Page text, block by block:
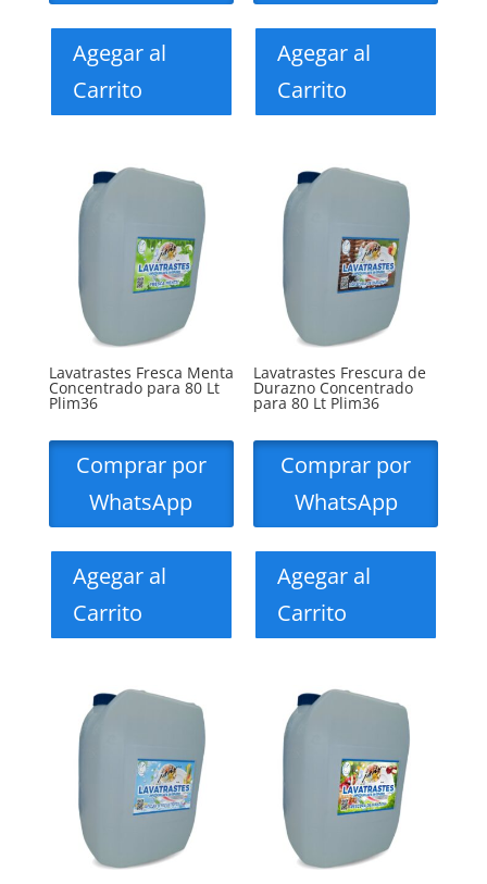
Agegar al
Carrito
Agegar al
Carrito
Lavatrastes Fresca Menta
Concentrado para 80 Lt
Plim36
Comprar por
WhatsApp
Agegar al
Carrito
Lavatrastes Frescura de
Durazno Concentrado
para 80 Lt Plim36
Comprar por
WhatsApp
Agegar al
Carrito